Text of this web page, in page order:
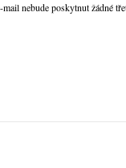
mail nebude poskytnut žádné